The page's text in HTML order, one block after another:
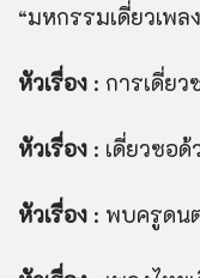
“มหกรรมเดี่ยวเพล
หัวเรื่อง : การเดี่ยว
หัวเรื่อง : เดี่ยวซอด้
หัวเรื่อง : พบครูดน